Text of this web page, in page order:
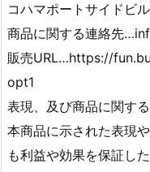
コハマポートサイドビ
商品に関する連絡先
販売URL…https://
opt1
表現、及び商品に関す
本商品に示された表現
も利益や効果を保証し